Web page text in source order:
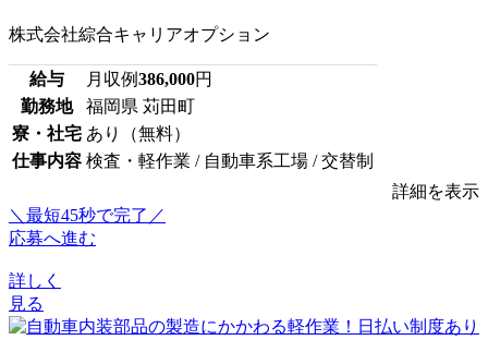
株式会社綜合キャリアオプション
給与 月収例386,000円
勤務地
福岡県 苅田町
寮・社宅 あり（無料）
仕事内容 検査・軽作業 / 自動車系工場 / 交替制
詳細を表示
＼最短45秒で完了／
応募へ進む
詳しく
見る